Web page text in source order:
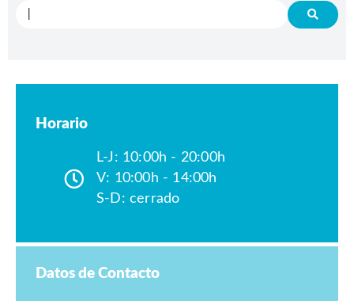
Horario
L-J: 10:00h - 20:00h
V: 10:00h - 14:00h
S-D: cerrado
Datos de Contacto